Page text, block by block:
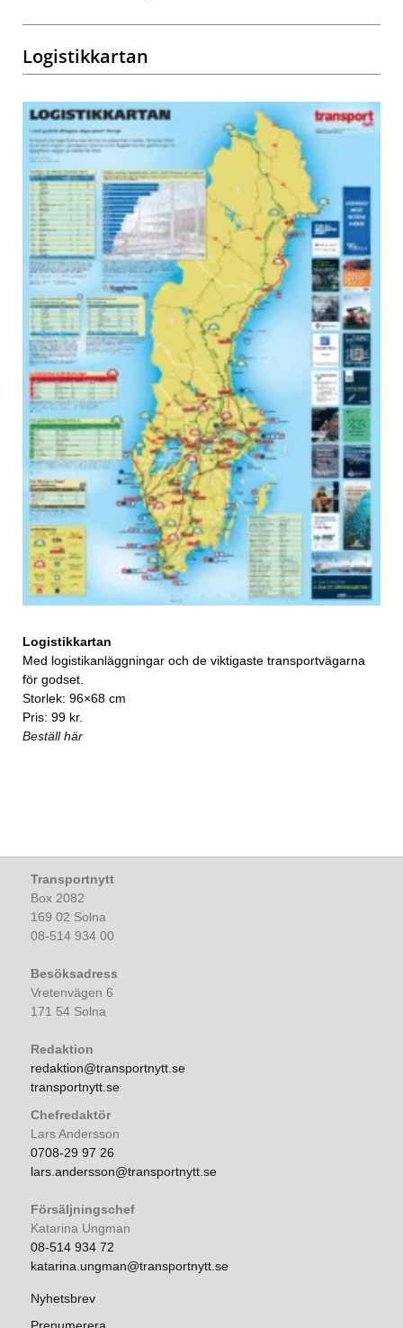
Logistikkartan
Logistikkartan
Med logistikanläggningar och de viktigaste transportvägarna
för godset.
Storlek: 96×68 cm
Pris: 99 kr.
Beställ här
Transportnytt
Box 2082
169 02 Solna
08-514 934 00
Besöksadress
Vretenvägen 6
171 54 Solna
Redaktion
redaktion@transportnytt.se
transportnytt.se
Chefredaktör
Lars Andersson
0708-29 97 26
lars.andersson@transportnytt.se
Försäljningschef
Katarina Ungman
08-514 934 72
katarina.ungman@transportnytt.se
Nyhetsbrev